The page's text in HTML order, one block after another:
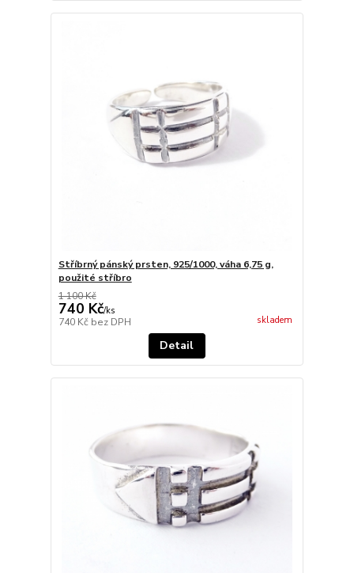
Stříbrný pánský prsten, 925/1000, váha 6,75 g,
použité stříbro
1 100 Kč
740 Kč/ks
740 Kč bez DPH skladem
Detail